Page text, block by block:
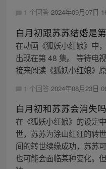
1 个回答 2024年09月07日
白月初跟苏苏结婚是
在动画《狐妖小红娘》中
出现在第 48 集。 等待电
接来阅读《狐妖小红娘》
1 个回答 2024年08月23日
白月初和苏苏会消失吗
在《狐妖小红娘》的设定
世，苏苏为涂山红红的转
间的转世续缘成功，苏苏
也可能会面临某种变化。